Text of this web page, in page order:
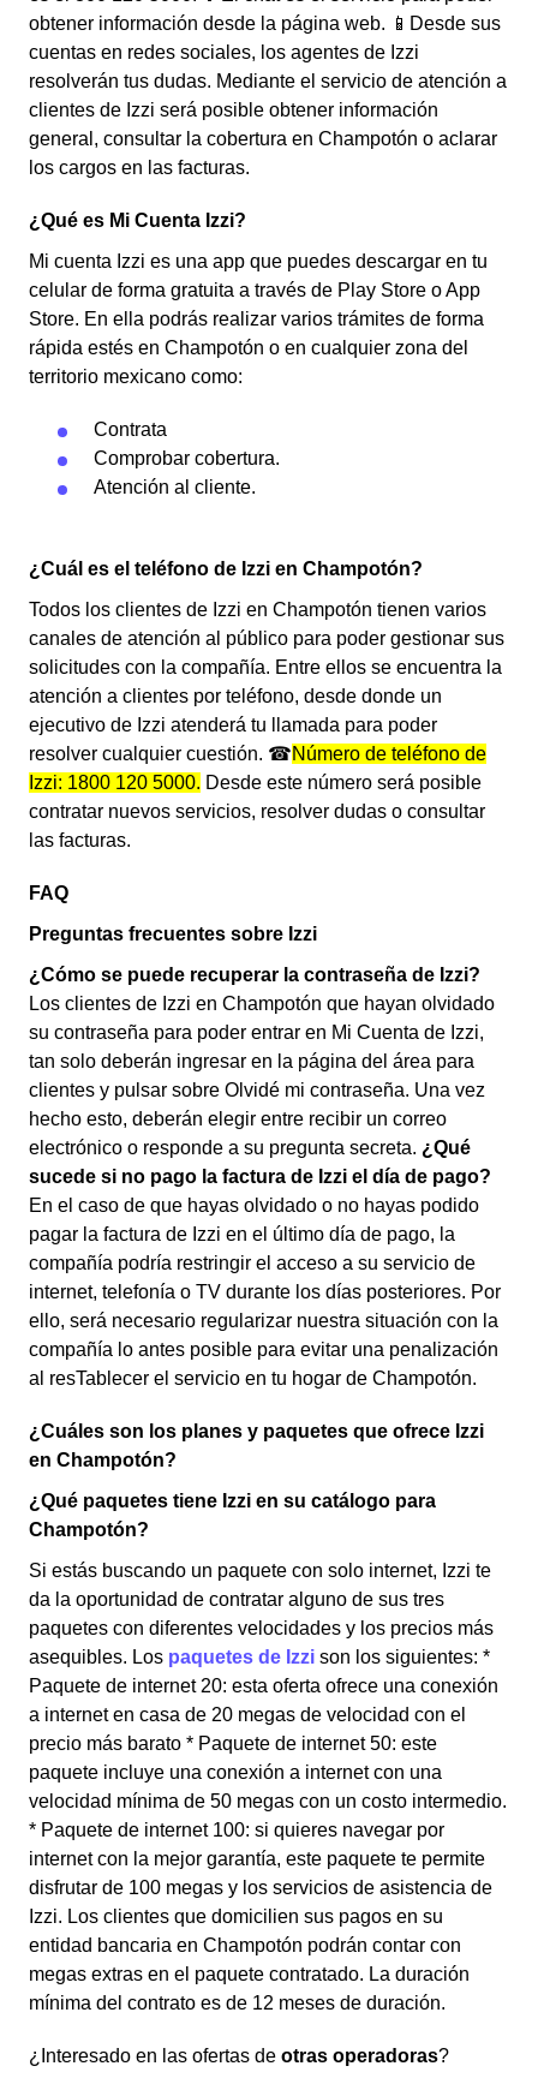
obtener información desde la página web. 📱Desde sus
cuentas en redes sociales, los agentes de Izzi
resolverán tus dudas. Mediante el servicio de atención a
clientes de Izzi será posible obtener información
general, consultar la cobertura en Champotón o aclarar
los cargos en las facturas.
¿Qué es Mi Cuenta Izzi?
Mi cuenta Izzi es una app que puedes descargar en tu
celular de forma gratuita a través de Play Store o App
Store. En ella podrás realizar varios trámites de forma
rápida estés en Champotón o en cualquier zona del
territorio mexicano como:
Contrata
Comprobar cobertura.
Atención al cliente.
¿Cuál es el teléfono de Izzi en Champotón?
Todos los clientes de Izzi en Champotón tienen varios
canales de atención al público para poder gestionar sus
solicitudes con la compañía. Entre ellos se encuentra la
atención a clientes por teléfono, desde donde un
ejecutivo de Izzi atenderá tu llamada para poder
resolver cualquier cuestión. ☎Número de teléfono de
Izzi: 1800 120 5000. Desde este número será posible
contratar nuevos servicios, resolver dudas o consultar
las facturas.
FAQ
Preguntas frecuentes sobre Izzi
¿Cómo se puede recuperar la contraseña de Izzi?
Los clientes de Izzi en Champotón que hayan olvidado
su contraseña para poder entrar en Mi Cuenta de Izzi,
tan solo deberán ingresar en la página del área para
clientes y pulsar sobre Olvidé mi contraseña. Una vez
hecho esto, deberán elegir entre recibir un correo
electrónico o responde a su pregunta secreta. ¿Qué
sucede si no pago la factura de Izzi el día de pago?
En el caso de que hayas olvidado o no hayas podido
pagar la factura de Izzi en el último día de pago, la
compañía podría restringir el acceso a su servicio de
internet, telefonía o TV durante los días posteriores. Por
ello, será necesario regularizar nuestra situación con la
compañía lo antes posible para evitar una penalización
al resTablecer el servicio en tu hogar de Champotón.
¿Cuáles son los planes y paquetes que ofrece Izzi
en Champotón?
¿Qué paquetes tiene Izzi en su catálogo para
Champotón?
Si estás buscando un paquete con solo internet, Izzi te
da la oportunidad de contratar alguno de sus tres
paquetes con diferentes velocidades y los precios más
asequibles. Los paquetes de Izzi son los siguientes: *
Paquete de internet 20: esta oferta ofrece una conexión
a internet en casa de 20 megas de velocidad con el
precio más barato * Paquete de internet 50: este
paquete incluye una conexión a internet con una
velocidad mínima de 50 megas con un costo intermedio.
* Paquete de internet 100: si quieres navegar por
internet con la mejor garantía, este paquete te permite
disfrutar de 100 megas y los servicios de asistencia de
Izzi. Los clientes que domicilien sus pagos en su
entidad bancaria en Champotón podrán contar con
megas extras en el paquete contratado. La duración
mínima del contrato es de 12 meses de duración.
¿Interesado en las ofertas de otras operadoras?